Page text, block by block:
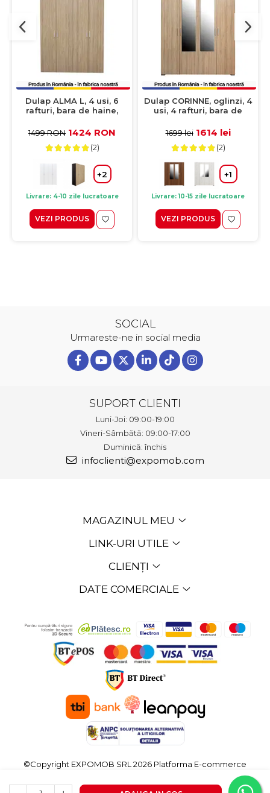
Dulap ALMA L, 4 usi, 6
rafturi, bara de haine,
1499 RON 1424 RON
(2)
+2
Livrare: 4-10 zile lucratoare
VEZI PRODUS
Dulap CORINNE, oglinzi, 4
usi, 4 rafturi, bara de
cant sonoma inchis,
1699 lei 1614 lei
(2)
+1
Livrare: 10-15 zile lucratoare
VEZI PRODUS
SOCIAL
Urmareste-ne in social media
SUPORT CLIENTI
Luni-Joi: 09:00-19:00
Vineri-Sâmbătă: 09:00-17:00
Duminică: închis
infoclienti@expomob.com
MAGAZINUL MEU
LINK-URI UTILE
CLIENȚI
DATE COMERCIALE
©Copyright EXPOMOB SRL 2026 Platforma E-commerce